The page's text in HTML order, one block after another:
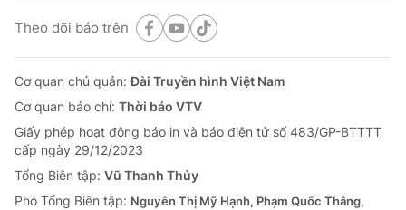
Theo dõi báo trên
Cơ quan chủ quản:Đài Truyền hình Việt Nam
Cơ quan báo chí: Thời báo VTV
Giấy phép hoạt động báo in và báo điện tử số 483/GP-BTTTT
cấp ngày 29/12/2023
Tổng Biên tập: Vũ Thanh Thủy
Phó Tổng Biên tập: Nguyễn Thị Mỹ Hạnh, Phạm Quốc Thắng,